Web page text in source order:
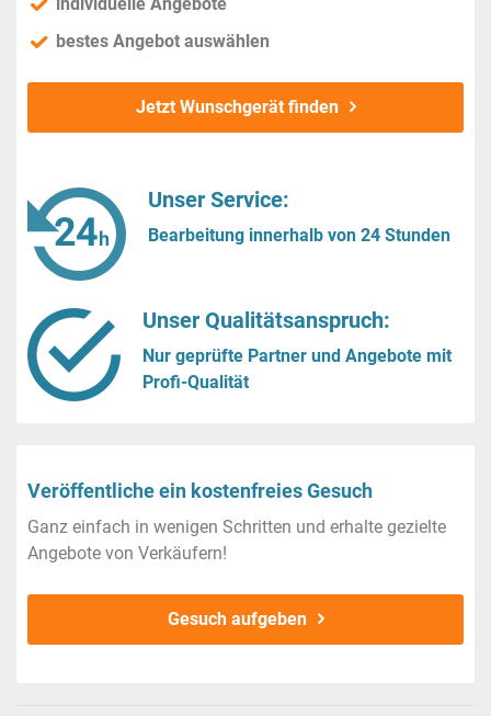
bestes Angebot auswählen
Jetzt Wunschgerät finden
Unser Service:
Bearbeitung innerhalb von 24 Stunden
Unser Qualitätsanspruch:
Nur geprüfte Partner und Angebote mit
Profi-Qualität
Veröffentliche ein kostenfreies Gesuch
Ganz einfach in wenigen Schritten und erhalte gezielte
Angebote von Verkäufern!
Gesuch aufgeben